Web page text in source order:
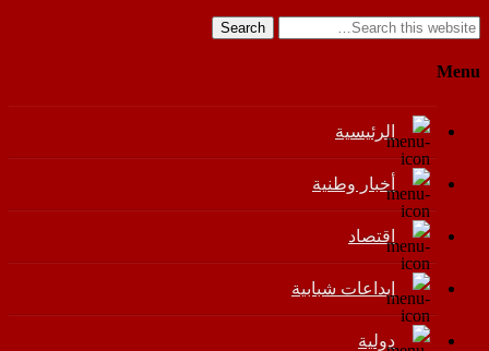
Search
Menu
الرئيسية
أخبار وطنية
اقتصاد
إبداعات شبابية
دولية